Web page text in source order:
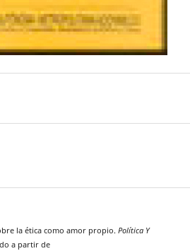
la ética como amor propio. Política Y
a partir de